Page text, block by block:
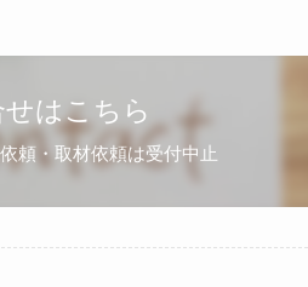
はこちら
頼・取材依頼は受付中止